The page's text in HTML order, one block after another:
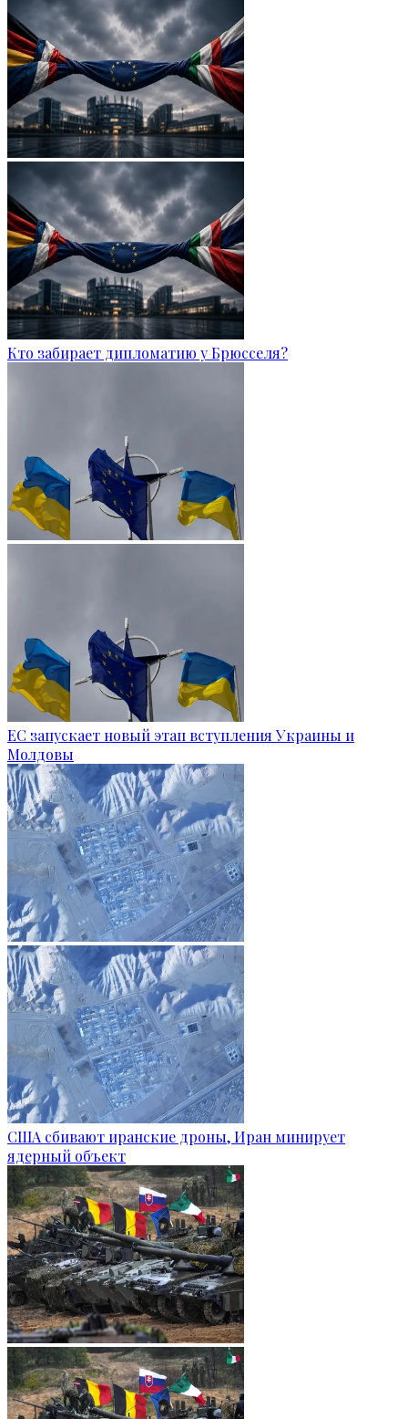
Кто забирает дипломатию у Брюсселя?
ЕС запускает новый этап вступления Украины и
Молдовы
США сбивают иранские дроны, Иран минирует
ядерный объект